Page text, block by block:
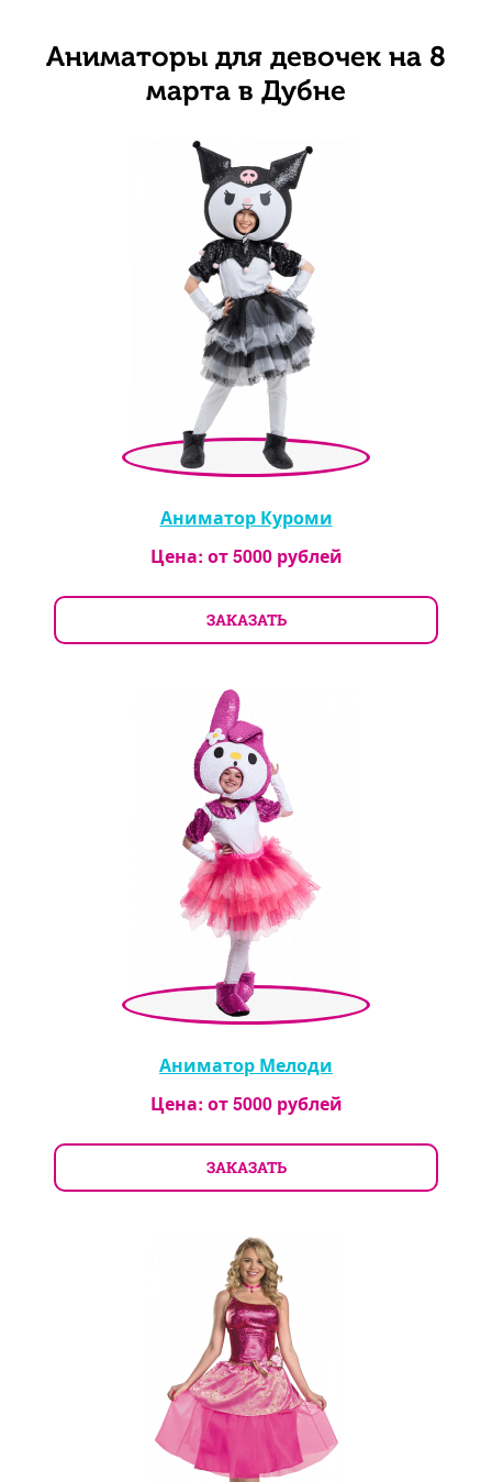
Аниматоры для девочек на 8
марта в Дубне
Аниматор Куроми
Цена: от5000рублей
ЗАКАЗАТЬ
Аниматор Мелоди
Цена: от5000рублей
ЗАКАЗАТЬ